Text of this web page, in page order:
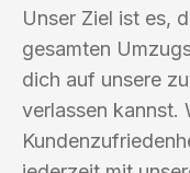
Unser Ziel ist es,
gesamten
dich auf unsere
verlassen kannst.